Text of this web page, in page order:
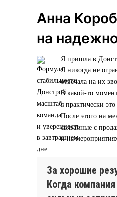
Анна
на
Я пришла в
Я никогда не
отвечала на их
В какой-то
я практически
После этого на
связанные с
и на
За хорошие
Когда